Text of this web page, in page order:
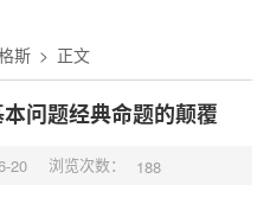
斯 > 正文
问题经典命题的颠覆
20 浏览次数： 188